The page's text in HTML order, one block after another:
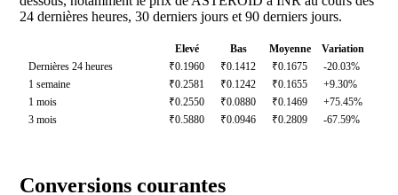
24 dernières heures, 30 derniers jours et 90 derniers jours.
Elevé Bas Moyenne
Variation
Dernières 24 heures
₹0.1960 ₹0.1412 ₹0.1675
-20.03%
1 semaine
₹0.2581 ₹0.1242 ₹0.1655
+9.30%
1 mois
₹0.2550 ₹0.0880 ₹0.1469
+75.45%
3 mois
₹0.5880 ₹0.0946 ₹0.2809 -67.59%
Conversions courantes